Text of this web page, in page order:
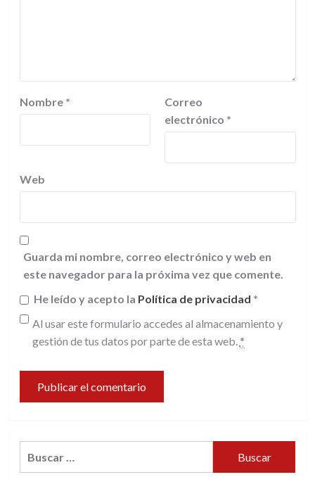
Nombre *
Correo
electrónico *
Web
Guarda mi nombre, correo electrónico y web en
este navegador para la próxima vez que comente.
He leído y acepto la Política de privacidad *
Al usar este formulario accedes al almacenamiento y
gestión de tus datos por parte de esta web. *